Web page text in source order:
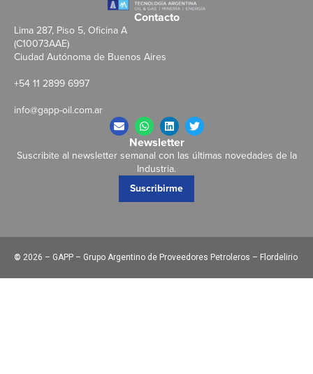
Contacto
Lima 287, Piso 5, Oficina A
(C10073AAE)
Ciudad Autónoma de Buenos Aires
+54 11 2899 6997
info@gapp-oil.com.ar
Newsletter
Suscribite al newsletter semanal con las últimas novedades de la
Industria.
Suscribirme
© 2026 – GAPP – Grupo Argentino de Proveedores Petroleros – Flordelirio